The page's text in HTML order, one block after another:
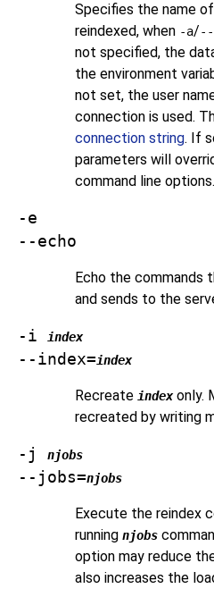
Specifies the name
reindexed, when -a/
not specified, the
the environment
not set, the user
connection is used.
connection string. If
parameters will
command line options.
-e
--echo
Echo the commands
and sends to the
-i index
--index=index
Recreate index only.
recreated by writing
-j njobs
--jobs=njobs
Execute the reindex
running njobs
option may reduce
also increases the